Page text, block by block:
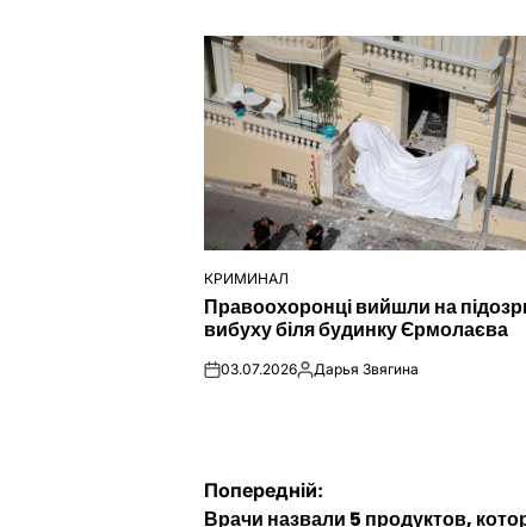
ОПУБЛІКУВАТИ
КРИМИНАЛ
Правоохоронці вийшли на
вибуху біля будинку Єрмолаєва
on03.07.2026Опубліковано
Дарья Звягина
Навігація
Попередній:
Врачи назвали 5 продуктов,